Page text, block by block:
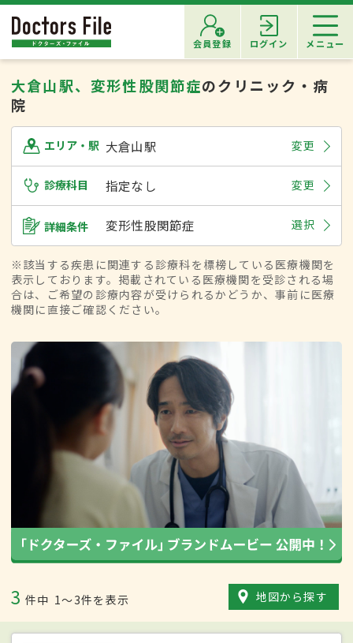
会員登録 ログイン メニュー
大倉山駅、変形性股関節症のクリニック・病
院
エリア・駅 大倉山駅 変更
診療科目 指定なし 変更
詳細条件 変形性股関節症 選択
※該当する疾患に関連する診療科を標榜している医療機関を
表示しております。掲載されている医療機関を受診される場
合は、ご希望の診療内容が受けられるかどうか、事前に医療
機関に直接ご確認ください。
3 件中 1〜3件を表示 地図から探す